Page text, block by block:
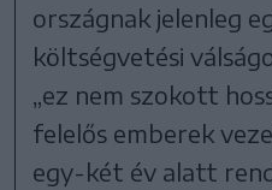
országnak jelenleg
költségvetési
„ez nem szokott
felelős emberek
egy-két év alatt